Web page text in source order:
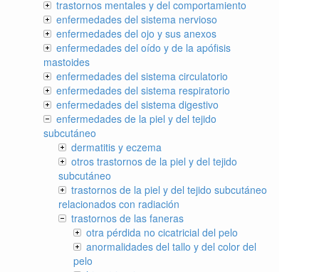
trastornos mentales y del comportamiento
enfermedades del sistema nervioso
enfermedades del ojo y sus anexos
enfermedades del oído y de la apófisis
mastoides
enfermedades del sistema circulatorio
enfermedades del sistema respiratorio
enfermedades del sistema digestivo
enfermedades de la piel y del tejido
subcutáneo
dermatitis y eczema
otros trastornos de la piel y del tejido
subcutáneo
trastornos de la piel y del tejido subcutáneo
relacionados con radiación
trastornos de las faneras
otra pérdida no cicatricial del pelo
anormalidades del tallo y del color del
pelo